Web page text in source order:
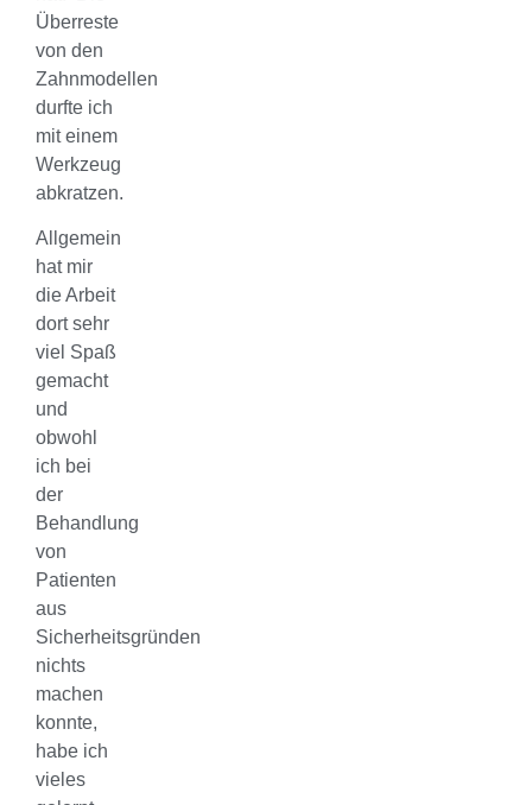
Überreste
von den
Zahnmodellen
durfte ich
mit einem
Werkzeug
abkratzen.
Allgemein
hat mir
die Arbeit
dort sehr
viel Spaß
gemacht
und
obwohl
ich bei
der
Behandlung
von
Patienten
aus
Sicherheitsgründen
nichts
machen
konnte,
habe ich
vieles